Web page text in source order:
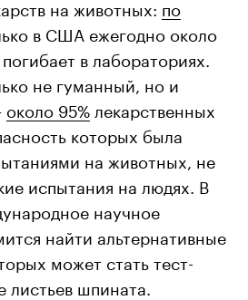
на животных: по
в США ежегодно около
в лабораториях.
не гуманный, но и
около 95% лекарственных
которых была
на животных, не
испытания на людях. В
научное
найти альтернативные
может стать тест-
листьев шпината.